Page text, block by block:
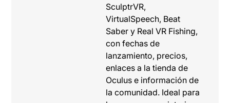
SculptrVR,
VirtualSpeech, Beat
Saber y Real VR Fishing,
con fechas de
lanzamiento, precios,
enlaces a la tienda de
Oculus e información de
la comunidad. Ideal para